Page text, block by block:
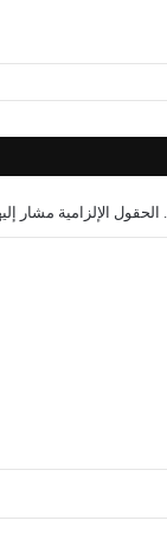
الحقول الإلزامية مشار